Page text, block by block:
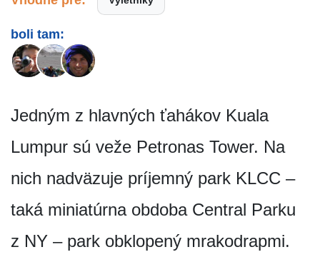
boli tam:
Jedným z hlavných ťahákov Kuala
Lumpur sú veže Petronas Tower. Na
nich nadväzuje príjemný park KLCC –
taká miniatúrna obdoba Central Parku
z NY – park obklopený mrakodrapmi.